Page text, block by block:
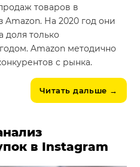
товаров в
Amazon. На 2020 год они
доля только
Amazon методично
с рынка.
Читать дальше →
в Instagram